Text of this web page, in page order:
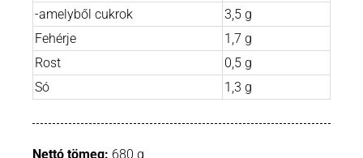
-amelyből cukrok
3,5 g
Fehérje
1,7 g
Rost
0,5 g
Só
1,3 g
Nettó tömeg: 680 g